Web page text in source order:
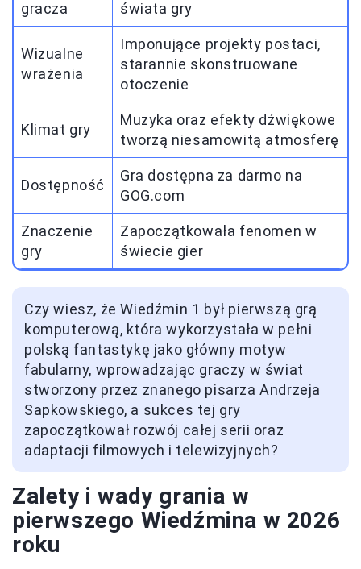
gracza świata gry
Wizualne
wrażenia
Imponujące projekty postaci,
starannie skonstruowane
otoczenie
Klimat gry
Muzyka oraz efekty dźwiękowe
tworzą niesamowitą atmosferę
Dostępność
Gra dostępna za darmo na
GOG.com
Znaczenie
gry
Zapoczątkowała fenomen w
świecie gier
Czy wiesz, że Wiedźmin 1 był pierwszą grą
komputerową, która wykorzystała w pełni
polską fantastykę jako główny motyw
fabularny, wprowadzając graczy w świat
stworzony przez znanego pisarza Andrzeja
Sapkowskiego, a sukces tej gry
zapoczątkował rozwój całej serii oraz
adaptacji filmowych i telewizyjnych?
Zalety i wady grania w
pierwszego Wiedźmina w 2026
roku